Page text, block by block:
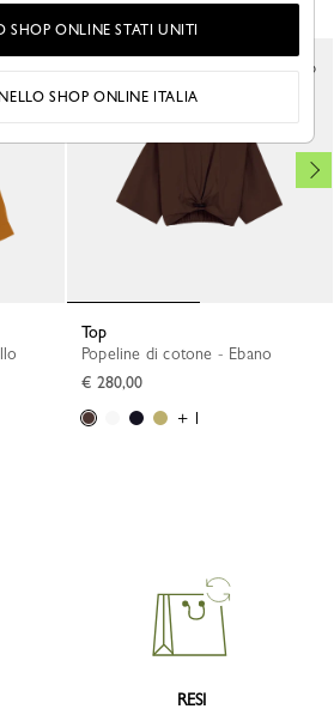
Top
Popeline di cotone - Ebano
€ 280,00
+ 1
RESI
SHOP ONLINE STATI UNITI
SHOP ONLINE ITALIA